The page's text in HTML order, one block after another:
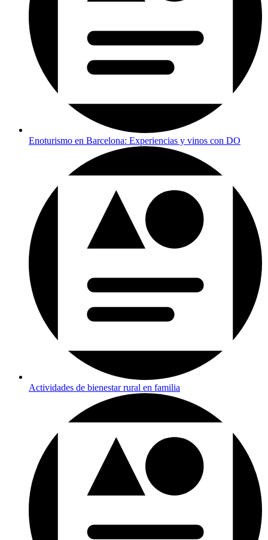
Enoturismo en Barcelona: Experiencias y vinos con DO
Actividades de bienestar rural en familia